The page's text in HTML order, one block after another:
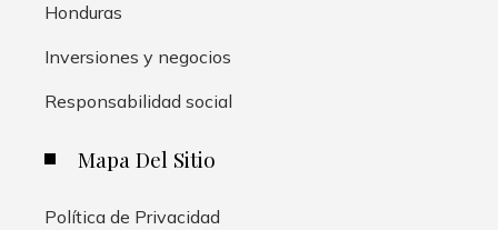
Honduras
Inversiones y negocios
Responsabilidad social
Mapa Del Sitio
Política de Privacidad